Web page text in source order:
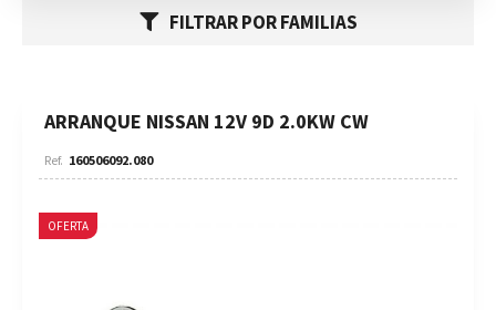
FILTRAR POR FAMILIAS
ARRANQUE NISSAN 12V 9D 2.0KW CW
160506092.080
OFERTA